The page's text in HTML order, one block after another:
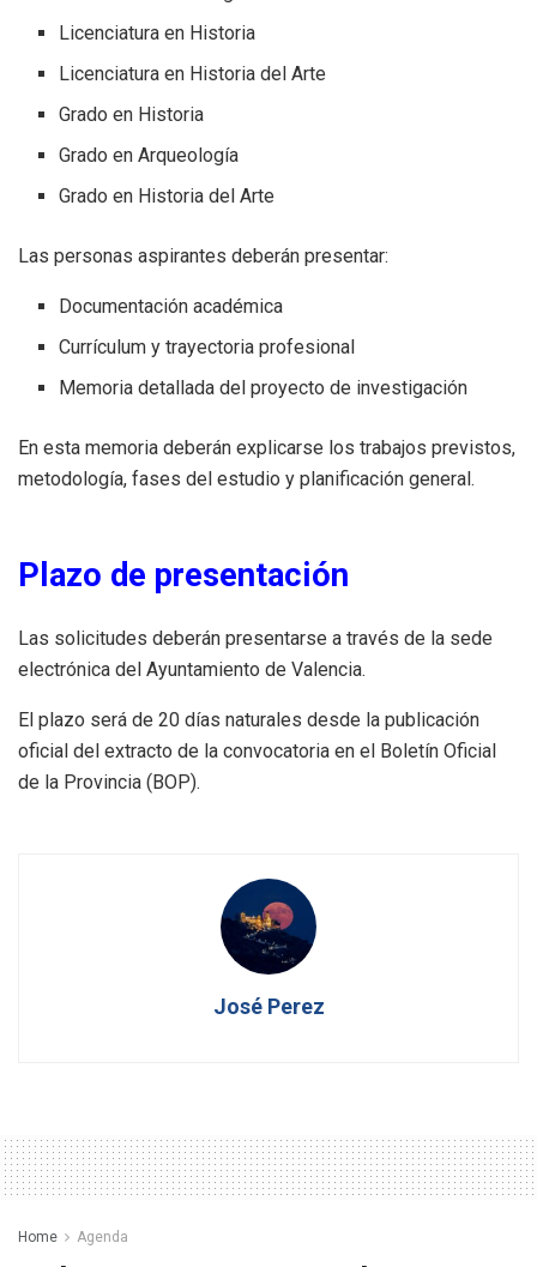
Licenciatura en Historia
Licenciatura en Historia del Arte
Grado en Historia
Grado en Arqueología
Grado en Historia del Arte
Las personas aspirantes deberán presentar:
Documentación académica
Currículum y trayectoria profesional
Memoria detallada del proyecto de investigación
En esta memoria deberán explicarse los trabajos previstos,
metodología, fases del estudio y planificación general.
Plazo de presentación
Las solicitudes deberán presentarse a través de la sede
electrónica del Ayuntamiento de Valencia.
El plazo será de 20 días naturales desde la publicación
oficial del extracto de la convocatoria en el Boletín Oficial
de la Provincia (BOP).
José Perez
Home Agenda